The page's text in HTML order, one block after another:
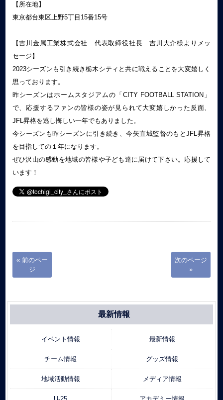
【所在地】
東京都台東区上野5丁目15番15号
【吉川金属工業株式会社 代表取締役社長 吉川大介様よりメッ
セージ】
2023シーズンも引き続き栃木シティと共に戦えることを大変嬉しく
思っております。
昨シーズンはホームスタジアムの「CITY FOOTBALL STATION」
で、応援するファンの皆様の姿が見られて大変嬉しかった反面、
JFL昇格を逃し悔しい一年でもありました。
今シーズンも昨シーズンに引き続き、今矢直城監督のもとJFL昇格
を目指しての１年になります。
ぜひ沢山の感動を地域の皆様や子ども達に届けて下さい。応援して
います！
« 前のペー
ジ
次のページ
»
最新情報
イベント情報 最新情報
チーム情報 グッズ情報
地域活動情報 メディア情報